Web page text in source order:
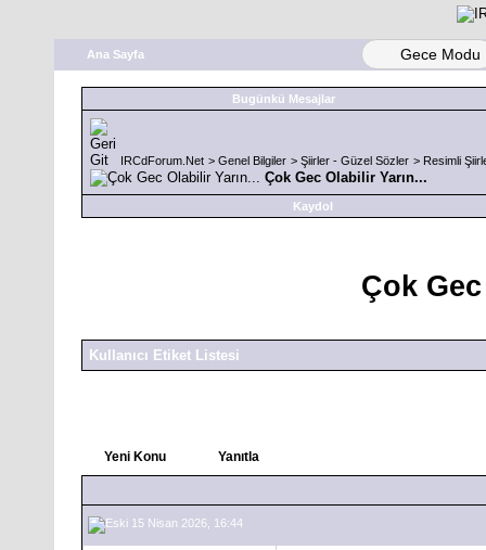
Ana Sayfa Gece Modu
Bugünkü Mesajlar
IRCdForum.Net > Genel Bilgiler > Şiirler - Güzel Sözler > Resimli
Çok Gec Olabilir Yarın...
Kaydol
Çok
Kullanıcı Etiket Listesi
Yeni Konu Yanıtla
15 Nisan 2026, 16:44